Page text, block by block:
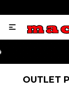

OUTLET